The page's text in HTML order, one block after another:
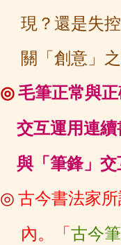
現？還是失控
關「創意」
◎毛筆正常與
交互運用連續
與「筆鋒」交
◎古今書法家
內。「古今